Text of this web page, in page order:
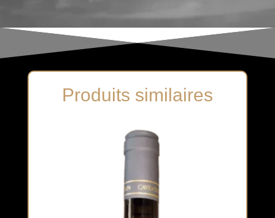
Produits similaires